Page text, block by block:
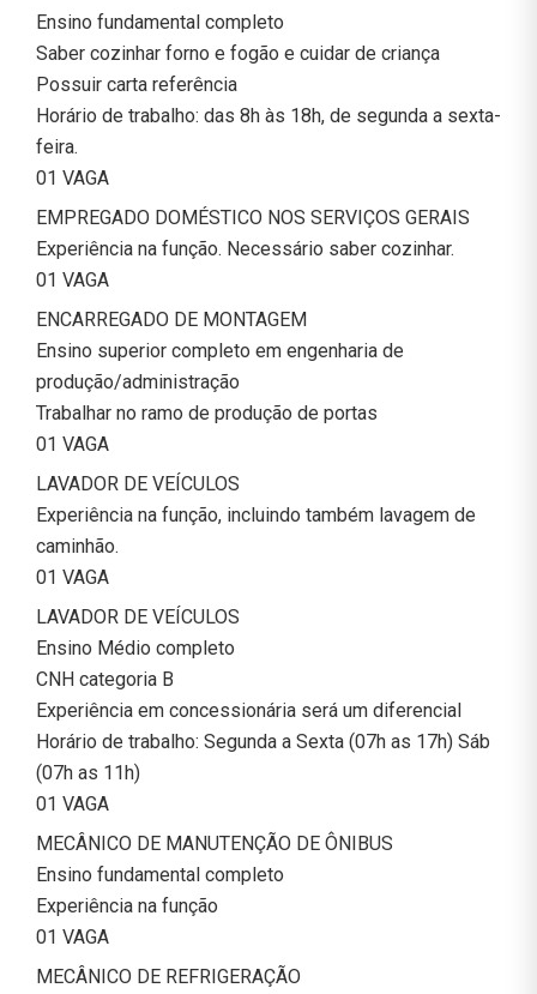
Ensino fundamental completo
Saber cozinhar forno e fogão e cuidar de criança
Possuir carta referência
Horário de trabalho: das 8h às 18h, de segunda a sexta-
feira.
01 VAGA
EMPREGADO DOMÉSTICO NOS SERVIÇOS GERAIS
Experiência na função. Necessário saber cozinhar.
01 VAGA
ENCARREGADO DE MONTAGEM
Ensino superior completo em engenharia de
produção/administração
Trabalhar no ramo de produção de portas
01 VAGA
LAVADOR DE VEÍCULOS
Experiência na função, incluindo também lavagem de
caminhão.
01 VAGA
LAVADOR DE VEÍCULOS
Ensino Médio completo
CNH categoria B
Experiência em concessionária será um diferencial
Horário de trabalho: Segunda a Sexta (07h as 17h) Sáb
(07h as 11h)
01 VAGA
MECÂNICO DE MANUTENÇÃO DE ÔNIBUS
Ensino fundamental completo
Experiência na função
01 VAGA
MECÂNICO DE REFRIGERAÇÃO